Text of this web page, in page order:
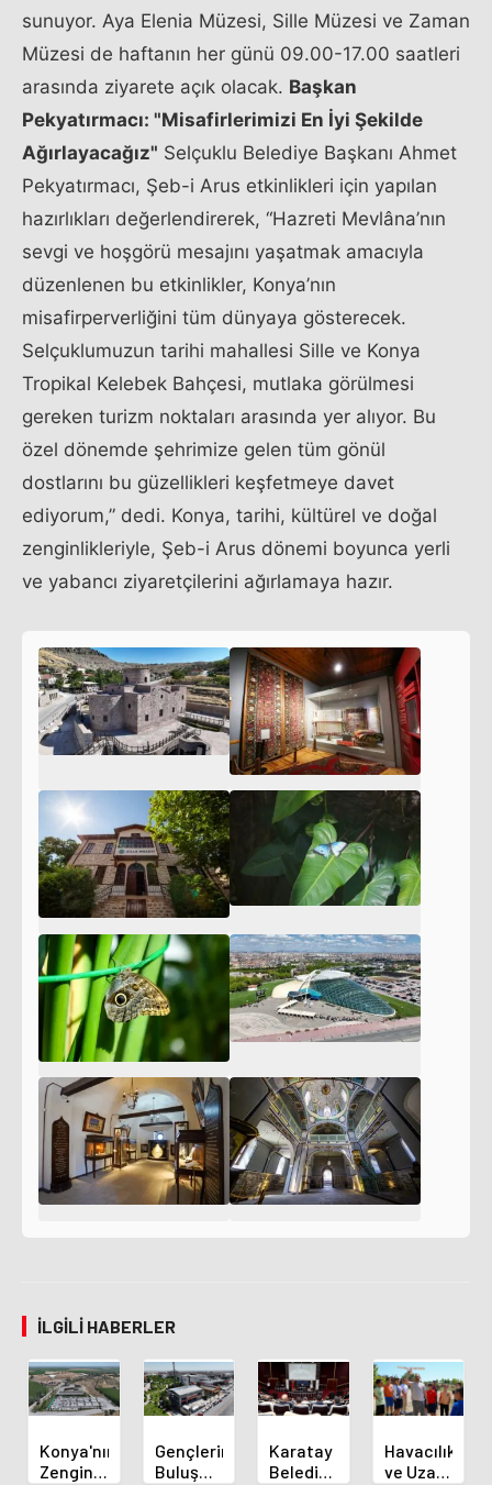
sunuyor. Aya Elenia Müzesi, Sille Müzesi ve Zaman
Müzesi de haftanın her günü 09.00-17.00 saatleri
arasında ziyarete açık olacak. Başkan
Pekyatırmacı: "Misafirlerimizi En İyi Şekilde
Ağırlayacağız" Selçuklu Belediye Başkanı Ahmet
Pekyatırmacı, Şeb-i Arus etkinlikleri için yapılan
hazırlıkları değerlendirerek, “Hazreti Mevlâna’nın
sevgi ve hoşgörü mesajını yaşatmak amacıyla
düzenlenen bu etkinlikler, Konya’nın
misafirperverliğini tüm dünyaya gösterecek.
Selçuklumuzun tarihi mahallesi Sille ve Konya
Tropikal Kelebek Bahçesi, mutlaka görülmesi
gereken turizm noktaları arasında yer alıyor. Bu
özel dönemde şehrimize gelen tüm gönül
dostlarını bu güzellikleri keşfetmeye davet
ediyorum,” dedi. Konya, tarihi, kültürel ve doğal
zenginlikleriyle, Şeb-i Arus dönemi boyunca yerli
ve yabancı ziyaretçilerini ağırlamaya hazır.
İLGILI HABERLER
Konya'nın
Zengin
Gençlerin
Buluşma
Karatay
Belediye
Havacılık
ve Uzay